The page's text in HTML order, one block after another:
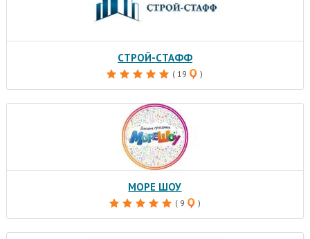
СТРОЙ-СТАФФ
( 19 )
МОРЕ ШОУ
( 9 )